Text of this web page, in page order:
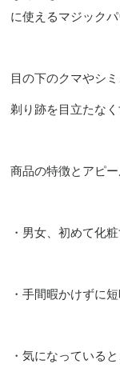
に使えるマジック
目の下のクマやシ
剃り跡を目立たな
商品の特徴とアピ
・男女、初めて化
・手間暇かけずに
・気になっている